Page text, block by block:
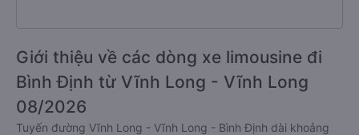
Giới thiệu về các dòng xe limousine đi
Bình Định từ Vĩnh Long - Vĩnh Long
08/2026
Tuyến đường Vĩnh Long - Vĩnh Long - Bình Định dài khoảng